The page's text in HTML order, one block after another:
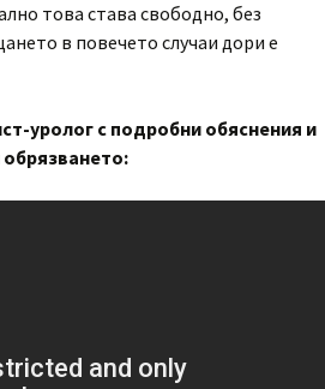
това става свободно, без
в повечето случаи дори е
уролог с подробни обяснения и